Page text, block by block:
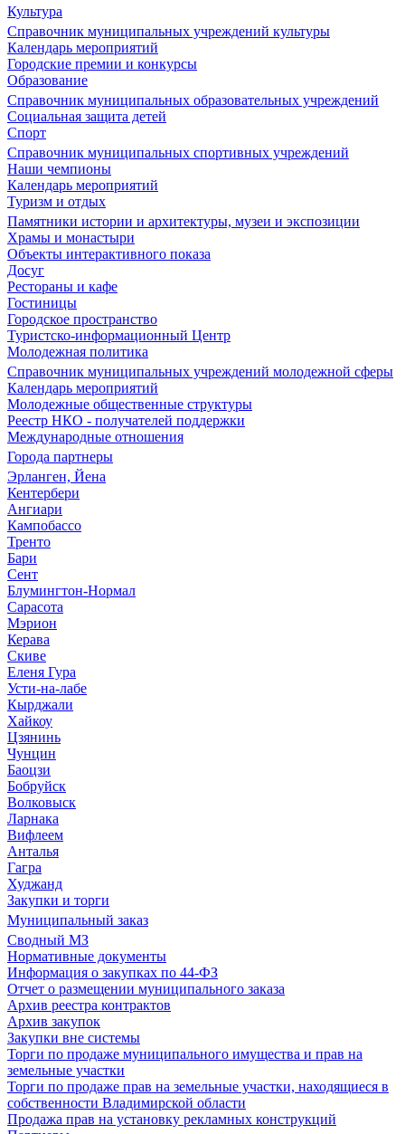
Культура
Справочник муниципальных учреждений культуры
Календарь мероприятий
Городские премии и конкурсы
Образование
Справочник муниципальных образовательных учреждений
Социальная защита детей
Спорт
Справочник муниципальных спортивных учреждений
Наши чемпионы
Календарь мероприятий
Туризм и отдых
Памятники истории и архитектуры, музеи и экспозиции
Храмы и монастыри
Объекты интерактивного показа
Досуг
Рестораны и кафе
Гостиницы
Городское пространство
Туристско-информационный Центр
Молодежная политика
Справочник муниципальных учреждений молодежной сферы
Календарь мероприятий
Молодежные общественные структуры
Реестр НКО - получателей поддержки
Международные отношения
Города партнеры
Эрланген, Йена
Кентербери
Ангиари
Кампобассо
Тренто
Бари
Сент
Блумингтон-Нормал
Сарасота
Мэрион
Керава
Скиве
Еленя Гура
Усти-на-лабе
Кырджали
Хайкоу
Цзянинь
Чунцин
Баоцзи
Бобруйск
Волковыск
Ларнака
Вифлеем
Анталья
Гагра
Худжанд
Закупки и торги
Муниципальный заказ
Сводный МЗ
Нормативные документы
Информация о закупках по 44-ФЗ
Отчет о размещении муниципального заказа
Архив реестра контрактов
Архив закупок
Закупки вне системы
Торги по продаже муниципального имущества и прав на
земельные участки
Торги по продаже прав на земельные участки, находящиеся в
собственности Владимирской области
Продажа прав на установку рекламных конструкций